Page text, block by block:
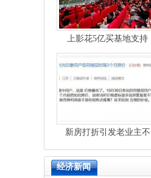
上影花5亿买基地支持
《繁花》拍摄，背后是
新房打折引发老业主不
满，多地回应：市场经
经济新闻